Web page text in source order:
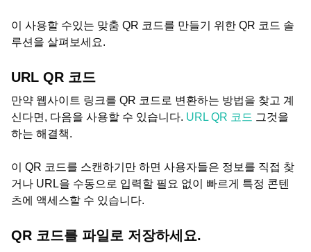
이 사용할 수있는 맞춤 QR 코드를 만들기 위한 QR 코드 솔
루션을 살펴보세요.
URL QR 코드
만약 웹사이트 링크를 QR 코드로 변환하는 방법을 찾고 계
신다면, 다음을 사용할 수 있습니다. URL QR 코드 그것을
하는 해결책.
이 QR 코드를 스캔하기만 하면 사용자들은 정보를 직접 찾
거나 URL을 수동으로 입력할 필요 없이 빠르게 특정 콘텐
츠에 액세스할 수 있습니다.
QR 코드를 파일로 저장하세요.